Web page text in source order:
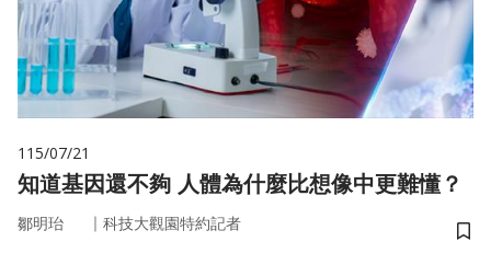
115/07/21
知道基因還不夠 人體為什麼比想像中更難懂？
鄒明珆 ｜ 科技大觀園特約記者
儲